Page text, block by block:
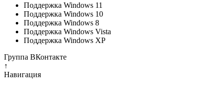
Поддержка Windows 11
Поддержка Windows 10
Поддержка Windows 8
Поддержка Windows Vista
Поддержка Windows XP
Группа ВКонтакте
↑
Навигация